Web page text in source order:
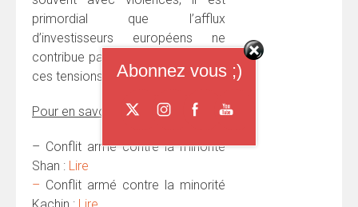
primordial que l’afflux
d’investisseurs européens ne
contribue pas à attiser d’avantage
ces tensions.
Pour en savoir plus :
– Conflit armé contre la minorité
Shan : Lire
– Conflit armé contre la minorité
Abonnez vous ;)